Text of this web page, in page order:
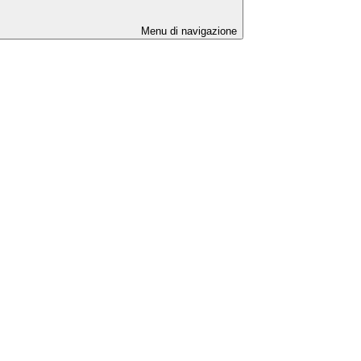
Menu di navigazione